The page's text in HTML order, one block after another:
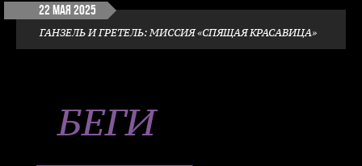
22 мая 2025
ГАНЗЕЛЬ И ГРЕТЕЛЬ: МИССИЯ «СПЯЩАЯ КРАСАВИЦА»
БЕГИ